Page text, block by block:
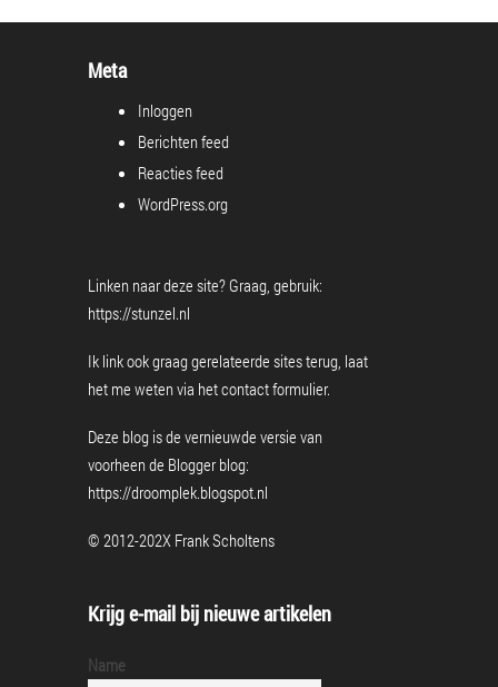
Meta
Inloggen
Berichten feed
Reacties feed
WordPress.org
Linken naar deze site? Graag, gebruik:
https://stunzel.nl
Ik link ook graag gerelateerde sites terug, laat
het me weten via hetcontact formulier.
Deze blog is de vernieuwde versie van
voorheen de Blogger blog:
https://droomplek.blogspot.nl
© 2012-202X Frank Scholtens
Krijg e-mail bij nieuwe artikelen
Name